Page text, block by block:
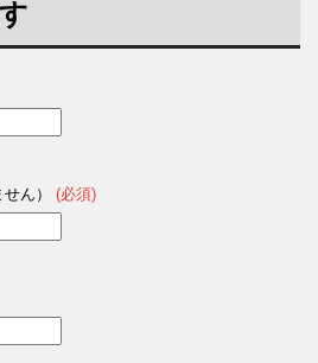
ん） (必須)